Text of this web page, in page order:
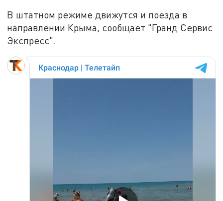
В штатном режиме движутся и поезда в
направлении Крыма, сообщает "Гранд Сервис
Экспресс".